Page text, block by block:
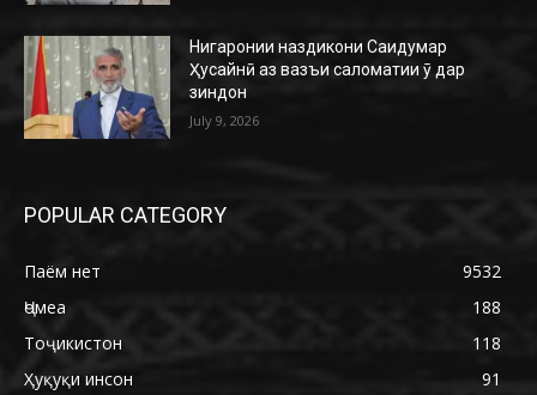
Нигаронии наздикони Саидумар
Ҳусайнӣ аз вазъи саломатии ӯ дар
зиндон
July 9, 2026
POPULAR CATEGORY
Паём нет
9532
Ҷомеа
188
Тоҷикистон
118
Ҳуқуқи инсон
91